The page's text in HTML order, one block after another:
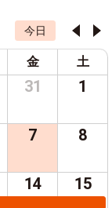
今日
金 土
31 1
7 8
14 15